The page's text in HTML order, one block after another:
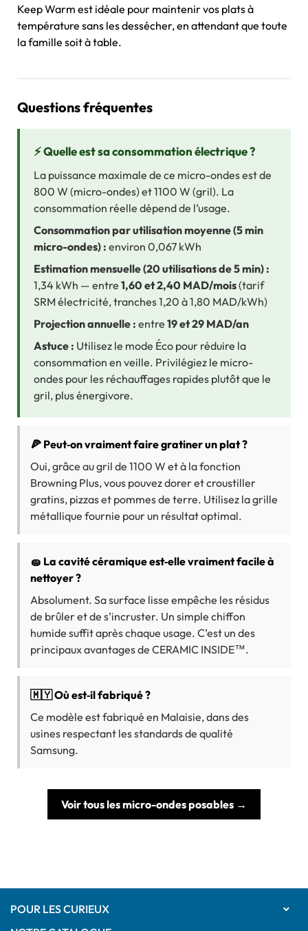
Keep Warm est idéale pour maintenir vos plats à
température sans les dessécher, en attendant que toute
la famille soit à table.
Questions fréquentes
⚡ Quelle est sa consommation électrique ?
La puissance maximale de ce micro-ondes est de
800 W (micro-ondes) et 1100 W (gril). La
consommation réelle dépend de l’usage.
Consommation par utilisation moyenne (5 min
micro-ondes) : environ 0,067 kWh
Estimation mensuelle (20 utilisations de 5 min) :
1,34 kWh — entre 1,60 et 2,40 MAD/mois(tarif
SRM électricité, tranches 1,20 à 1,80 MAD/kWh)
Projection annuelle : entre 19 et 29 MAD/an
Astuce : Utilisez le mode Éco pour réduire la
consommation en veille. Privilégiez le micro-
ondes pour les réchauffages rapides plutôt que le
gril, plus énergivore.
🍕 Peut‑on vraiment faire gratiner un plat ?
Oui, grâce au gril de 1100 W et à la fonction
Browning Plus, vous pouvez dorer et croustiller
gratins, pizzas et pommes de terre. Utilisez la grille
métallique fournie pour un résultat optimal.
🧽 La cavité céramique est‑elle vraiment facile à
nettoyer ?
Absolument. Sa surface lisse empêche les résidus
de brûler et de s’incruster. Un simple chiffon
humide suffit après chaque usage. C’est un des
principaux avantages de CERAMIC INSIDE™.
🇲🇾 Où est‑il fabriqué ?
Ce modèle est fabriqué en Malaisie, dans des
usines respectant les standards de qualité
Samsung.
Voir tous les micro-ondes posables →
POUR LES CURIEUX 